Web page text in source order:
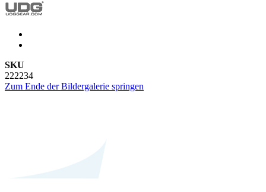
SKU
222234
Zum Ende der Bildergalerie springen